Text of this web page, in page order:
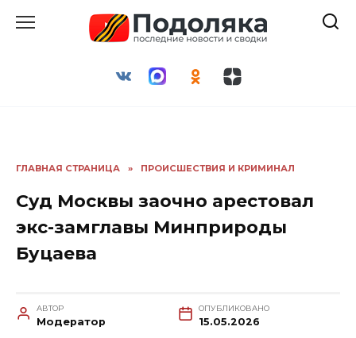
ГЛАВНАЯ СТРАНИЦА » ПРОИСШЕСТВИЯ И КРИМИНАЛ
Суд Москвы заочно арестовал
экс-замглавы Минприроды
Буцаева
АВТОР
Модератор
ОПУБЛИКОВАНО
15.05.2026